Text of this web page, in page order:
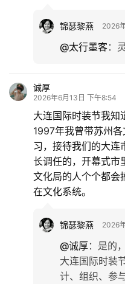
锦瑟黎燕 2026
@太行墨客：
诚厚
2026年6月13日 下午8:54
大连国际时装节我知
1997年我曾带苏州
习，接待我们的大连
长调任的，开幕式市
文化局的人个个都会
在文化系统。
锦瑟黎燕 2026
@诚厚： 是的
大连国际时装
计、组织、参